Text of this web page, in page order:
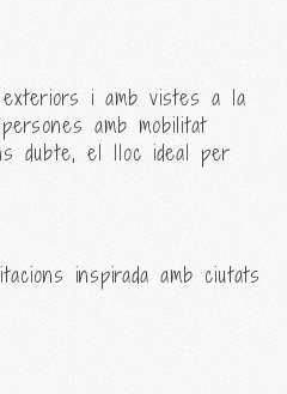
i amb vistes a la
amb mobilitat
dubte, el lloc ideal per
inspirada amb ciutats